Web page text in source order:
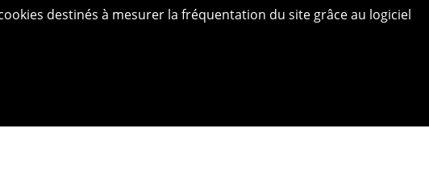
destinés à mesurer la fréquentation du site grâce au logiciel